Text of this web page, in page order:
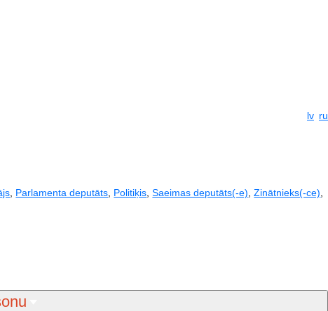
lv ru
Parlamenta deputāts Politiķis ,Saeimas deputāts(-e) ,Zinātnieks(-ce)